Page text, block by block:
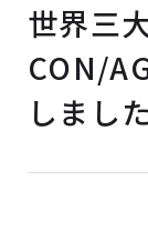
世界三
CON/
しました